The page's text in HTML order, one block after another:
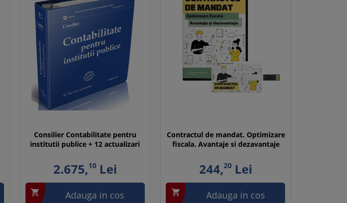
Consilier Contabilitate pentru
institutii publice + 12 actualizari
2.675,10Lei
 Adauga in cos
Contractul de mandat. Optimizare
fiscala. Avantaje si dezavantaje
244,20Lei
 Adauga in cos